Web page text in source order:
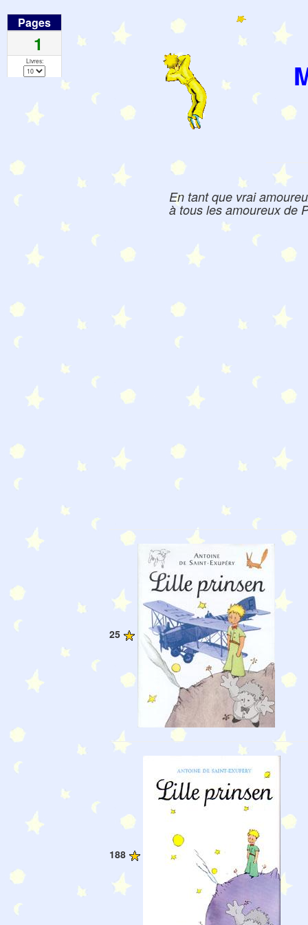
En tant que vrai
à tous les amoureux de
Pages
1
Livres:
25
188